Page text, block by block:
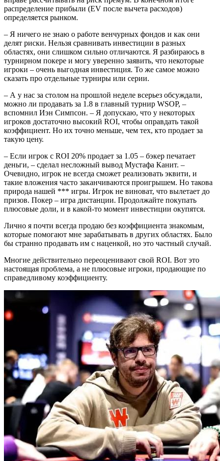
распределение прибыли (EV после вычета расходов)
определяется рынком.
– Я ничего не знаю о работе венчурных фондов и как они
делят риски. Нельзя сравнивать инвестиции в разных
областях, они слишком сильно отличаются. Я разбираюсь в
турнирном покере и могу уверенно заявить, что некоторые
игроки – очень выгодная инвестиция. То же самое можно
сказать про отдельные турниры или серии.
– А у нас за столом на прошлой неделе всерьез обсуждали,
можно ли продавать за 1.8 в главный турнир WSOP, –
вспомнил Иэн Симпсон. – Я допускаю, что у некоторых
игроков достаточно высокий ROI, чтобы оправдать такой
коэффициент. Но их точно меньше, чем тех, кто продает за
такую цену.
– Если игрок с ROI 20% продает за 1.05 – бэкер печатает
деньги, – сделал несложный вывод Мустафа Канит. –
Очевидно, игрок не всегда сможет реализовать эквити, и
такие вложения часто заканчиваются проигрышем. Но такова
природа нашей *** игры. Игрок не виноват, что вылетает до
призов. Покер – игра дистанции. Продолжайте покупать
плюсовые доли, и в какой-то момент инвестиции окупятся.
Лично я почти всегда продаю без коэффициента знакомым,
которые помогают мне зарабатывать в других областях. Было
бы странно продавать им с наценкой, но это частный случай.
Многие действительно переоценивают свой ROI. Вот это
настоящая проблема, а не плюсовые игроки, продающие по
справедливому коэффициенту.